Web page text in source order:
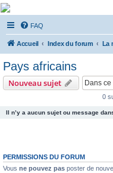
De Musicae
Forums
Forums de discussions
FAQ
Accueil Index du forum
Pays africains
Nouveau sujet
0
Il n’y a aucun sujet ou message
PERMISSIONS DU FORUM
Vous ne pouvez pas poster de